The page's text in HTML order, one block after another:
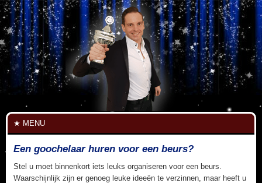
MENU
Een goochelaar huren voor een beurs?
Stel u moet binnenkort iets leuks organiseren voor een beurs.
Waarschijnlijk zijn er genoeg leuke ideeën te verzinnen, maar heeft u